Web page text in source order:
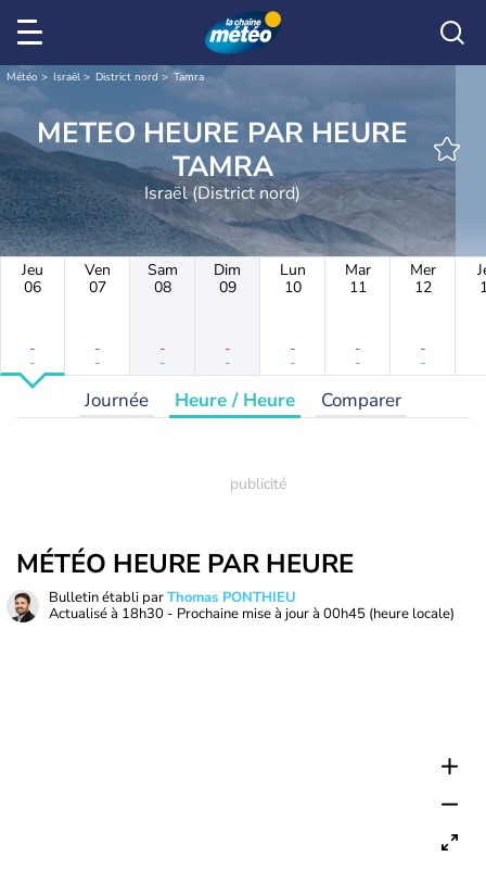
Météo Israël District nord Tamra
METEO HEURE PAR HEURE
TAMRA
Israël (District nord)
Jeu
06
-
-
Ven
07
-
-
Sam
08
-
-
Dim
09
-
-
Lun
10
-
-
Mar
11
-
-
Mer
12
-
-
Journée Heure / Heure Comparer
MÉTÉO HEURE PAR HEURE
Bulletin établi parThomas PONTHIEU
Actualisé à 18h30 - Prochaine mise à jour à 00h45 (heure locale)